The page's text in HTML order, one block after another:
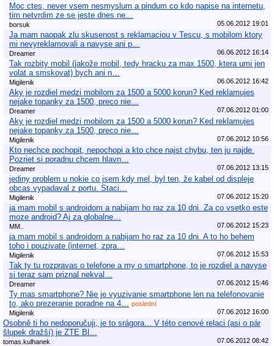
Moc ctes, never vsem nesmyslum a pindum co kdo napise na internetu,
tim netvrdim ze se jeste dnes ne…
borsuk 05.06.2012 19:01
Ja mam naopak zlu skusenost s reklamaciou v Tescu, s mobilom ktory
mi nevyreklamovali a navyse ani p…
Dreamer 06.06.2012 16:14
Tak rozbity mobil (jakože mobil, tedy hracku za max 1500, ktera umi jen
volat a smskovat) bych ani n…
Migilenik 06.06.2012 16:42
Aky je rozdiel medzi mobilom za 1500 a 5000 korun? Ked reklamujes
nejake topanky za 1500, preco nie…
Dreamer 07.06.2012 01:00
Aky je rozdiel medzi mobilom za 1500 a 5000 korun? Ked reklamujes
nejake topanky za 1500, preco nie…
Migilenik 07.06.2012 10:56
Kto nechce pochopit, nepochopi a kto chce najst chybu, ten ju najde.
Pozriet si poradnu chcem hlavn…
Dreamer 07.06.2012 13:15
jediny problem u nokie co jsem kdy mel, byl ten, že kabel od displeje
obcas vypadaval z portu. Staci…
Migilenik 07.06.2012 15:20
ja mam mobil s androidom a nabijam ho raz za 10 dni. Za co vsetko este
moze android? Aj za globalne…
MM.. 07.06.2012 15:23
ja mam mobil s androidom a nabijam ho raz za 10 dni. A to ho behem
toho i pouzivate (internet, zpra…
Migilenik 07.06.2012 15:53
Tak ty tu rozpravas o telefone a my o smartphone, to je rozdiel a navyse
si teraz sam priznal nekval…
Dreamer 07.06.2012 15:46
Ty mas smartphone? Nie je vyuzivanie smartphone len na telefonovanie
to, ako prezeranie poradne na 4…
poslední
Migilenik
07.06.2012 16:00
Osobně ti ho nedoporučuji, je to srágora... V této cenové relaci (asi o pár
šlupek dražší) je ZTE Bl…
tomas.kulhanek 07.06.2012 08:42